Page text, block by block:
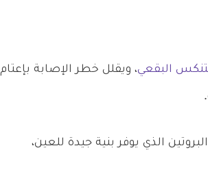
البقعي، ويقلل خطر الإصابة بإعتام
الذي يوفر بنية جيدة للعين،